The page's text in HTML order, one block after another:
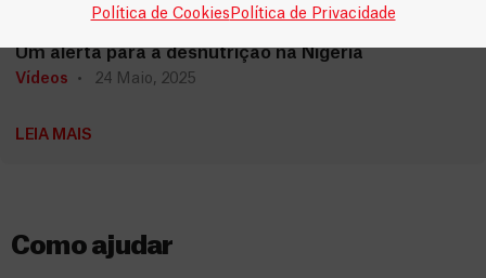
Política de Cookies Política de Privacidade
Um alerta para a desnutrição na Nigéria
Vídeos 24 Maio, 2025
LEIA MAIS
Como ajudar